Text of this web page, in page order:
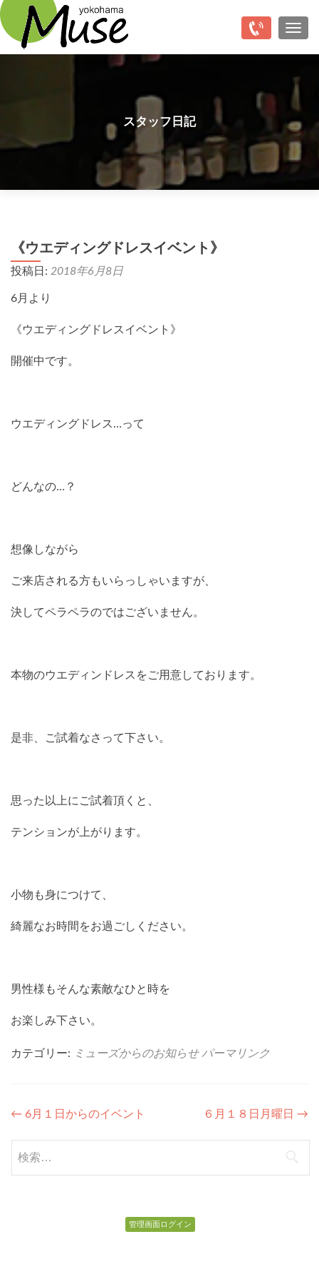
ナビ
スタッフ日記
《ウエディングドレスイベント》
投稿日: 2018年6月8日
6月より
《ウエディングドレスイベント》
開催中です。
ウエディングドレス…って
どんなの…？
想像しながら
ご来店される方もいらっしゃいますが、
決してペラペラのではございません。
本物のウエディンドレスをご用意しております。
是非、ご試着なさって下さい。
思った以上にご試着頂くと、
テンションが上がります。
小物も身につけて、
綺麗なお時間をお過ごしください。
男性様もそんな素敵なひと時を
お楽しみ下さい。
カテゴリー: ミューズからのお知らせ パーマリンク
投
稿
ナ
← 6月１日からのイベント ６月１８日月曜日 →
索:
管理画面ログイン